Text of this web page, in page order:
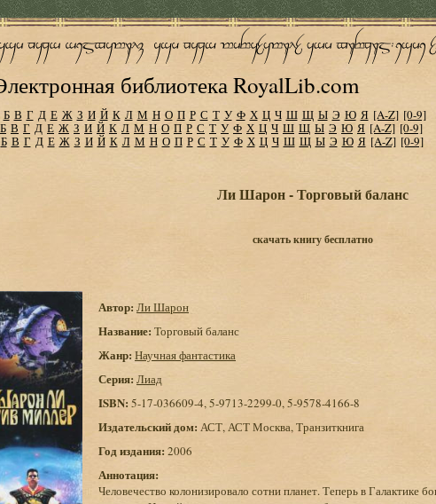
библиотека RoyalLib.com
Б В Г Д Е Ж З И Й К Л М Н О П Р С Т У Ф Х Ц Ч Ш Щ Ы Э Ю Я [A-Z] [0-9]
Б В Г Д Е Ж З И Й К Л М Н О П Р С Т У Ф Х Ц Ч Ш Щ Ы Э Ю Я [A-Z] [0-9]
Б В Г Д Е Ж З И Й К Л М Н О П Р С Т У Ф Х Ц Ч Ш Щ Ы Э Ю Я [A-Z] [0-9]
Ли Шарон - Торговый баланс
скачать книгу бесплатно
Автор: Ли Шарон
Название: Торговый баланс
Жанр: Научная фантастика
Серия: Лиад
ISBN: 5-17-036609-4, 5-9713-2299-0, 5-9578-4166-8
Издательский дом: АСТ, АСТ Москва, Транзиткнига
Год издания: 2006
Аннотация:
Человечество колонизировало сотни планет. Теперь в